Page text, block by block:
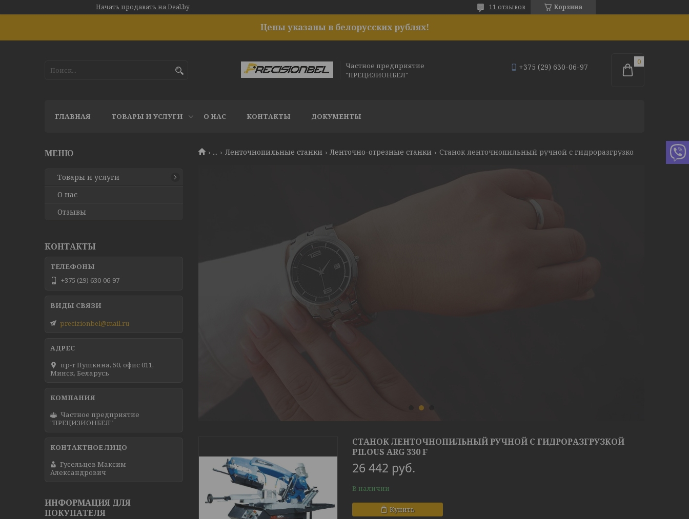
Начать продавать на Deal.by Корзина
11 отзывов
Цены указаны в белорусских рублях!
Частное предприятие
"ПРЕЦИЗИОНБЕЛ"
+375 (29) 630-06-97
ГЛАВНАЯ ТОВАРЫ И УСЛУГИ О НАС КОНТАКТЫ ДОКУМЕНТЫ
... Ленточнопильные станки Ленточно-отрезные станки
СТАНОК ЛЕНТОЧНОПИЛЬНЫЙ РУЧНОЙ С ГИДРОРАЗГРУЗКОЙ
PILOUS ARG 330 F
26 442 руб.
В наличии
Купить
Товары и услуги
О нас
Отзывы
КОНТАКТЫ
+375 (29) 630-06-97
precizionbel@mail.ru
пр-т Пушкина, 50, офис 011,
Минск, Беларусь
Частное предприятие
"ПРЕЦИЗИОНБЕЛ"
Гусельцев Максим
Александрович
ИНФОРМАЦИЯ ДЛЯ
ПОКУПАТЕЛЯ